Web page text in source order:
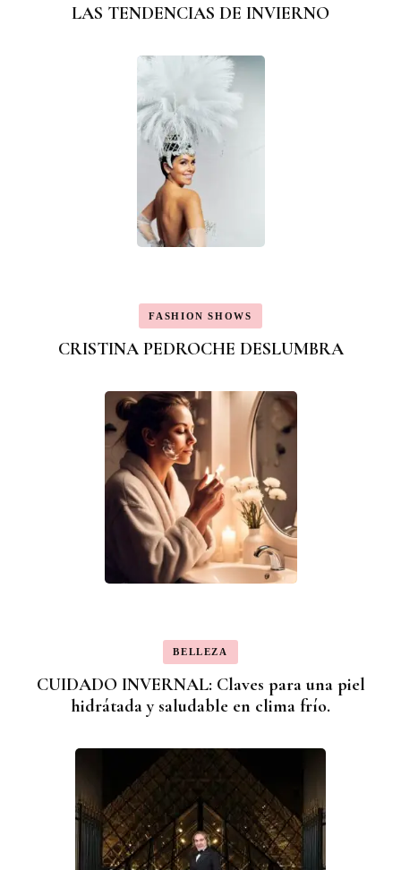
LAS TENDENCIAS DE INVIERNO
FASHION SHOWS
CRISTINA PEDROCHE DESLUMBRA
BELLEZA
CUIDADO INVERNAL: Claves para una piel
hidrátada y saludable en clima frío.